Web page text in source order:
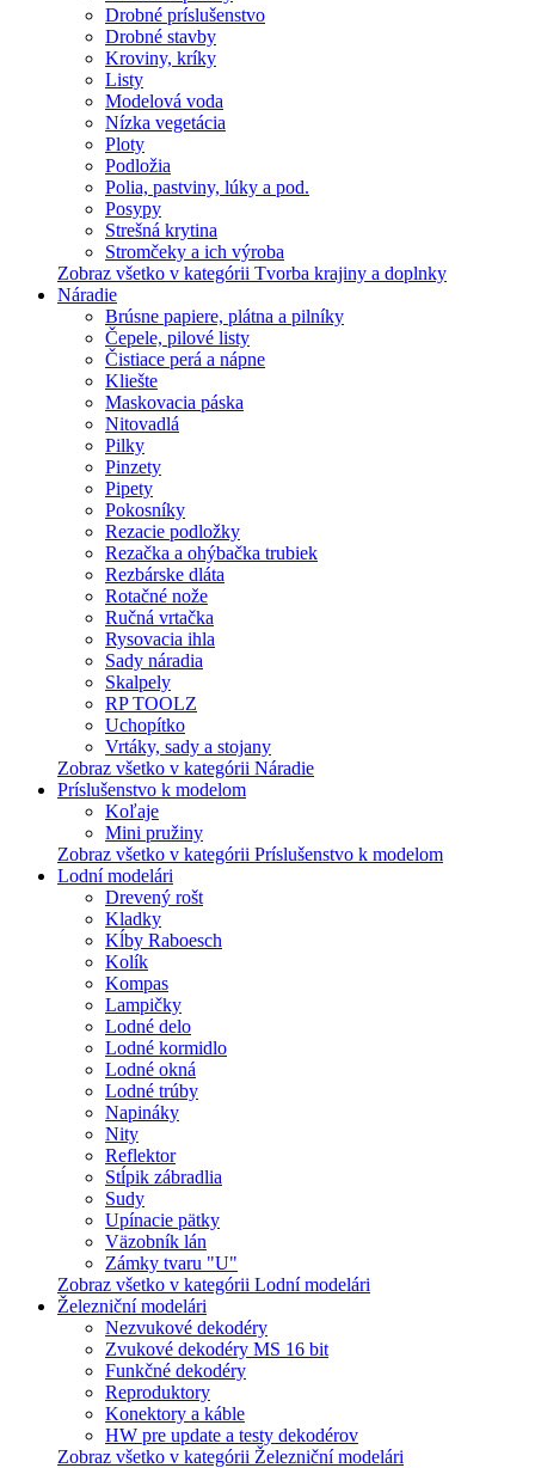
Drobné príslušenstvo
Drobné stavby
Kroviny, kríky
Listy
Modelová voda
Nízka vegetácia
Ploty
Podložia
Polia, pastviny, lúky a pod.
Posypy
Strešná krytina
Stromčeky a ich výroba
Zobraz všetko v kategórii Tvorba krajiny a doplnky
Náradie
Brúsne papiere, plátna a pilníky
Čepele, pilové listy
Čistiace perá a nápne
Kliešte
Maskovacia páska
Nitovadlá
Pilky
Pinzety
Pipety
Pokosníky
Rezacie podložky
Rezačka a ohýbačka trubiek
Rezbárske dláta
Rotačné nože
Ručná vrtačka
Rysovacia ihla
Sady náradia
Skalpely
RP TOOLZ
Uchopítko
Vrtáky, sady a stojany
Zobraz všetko v kategórii Náradie
Príslušenstvo k modelom
Koľaje
Mini pružiny
Zobraz všetko v kategórii Príslušenstvo k modelom
Lodní modelári
Drevený rošt
Kladky
Kĺby Raboesch
Kolík
Kompas
Lampičky
Lodné delo
Lodné kormidlo
Lodné okná
Lodné trúby
Napináky
Nity
Reflektor
Stĺpik zábradlia
Sudy
Upínacie pätky
Väzobník lán
Zámky tvaru "U"
Zobraz všetko v kategórii Lodní modelári
Železniční modelári
Nezvukové dekodéry
Zvukové dekodéry MS 16 bit
Funkčné dekodéry
Reproduktory
Konektory a káble
HW pre update a testy dekodérov
Zobraz všetko v kategórii Železniční modelári